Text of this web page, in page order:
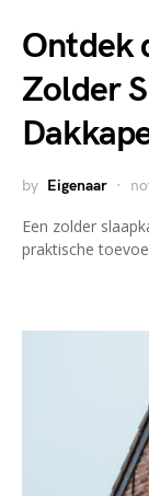
Ontdek
Zolder
by Eigenaar
Een zolder
praktische